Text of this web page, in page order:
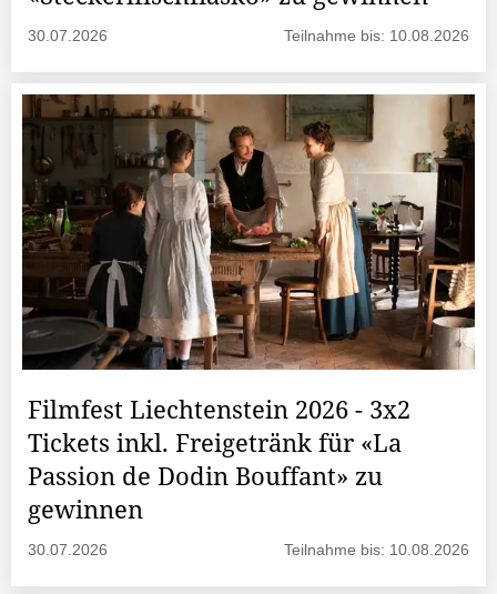
30.07.2026 Teilnahme bis: 10.08.2026
Filmfest Liechtenstein 2026 - 3x2
Tickets inkl. Freigetränk für «La
Passion de Dodin Bouffant» zu
gewinnen
30.07.2026 Teilnahme bis: 10.08.2026